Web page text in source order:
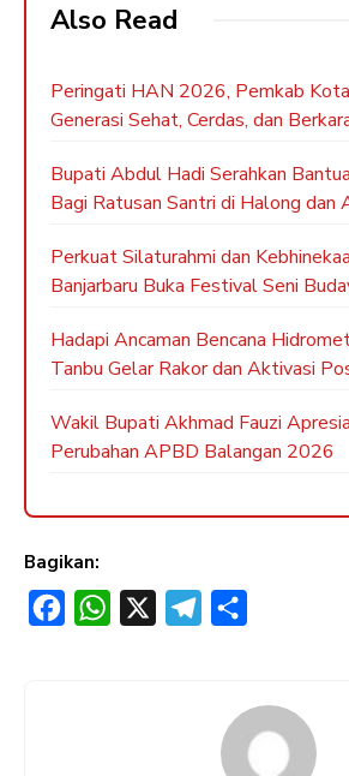
Also Read
Peringati HAN 2026, Pemkab
Generasi Sehat, Cerdas, dan
Bupati Abdul Hadi Serahkan
Bagi Ratusan Santri di Halong dan
Perkuat Silaturahmi dan
Banjarbaru Buka Festival Seni
Hadapi Ancaman Bencana
Tanbu Gelar Rakor dan Aktivasi
Wakil Bupati Akhmad Fauzi
Perubahan APBD Balangan 2026
Bagikan:
W
r
e